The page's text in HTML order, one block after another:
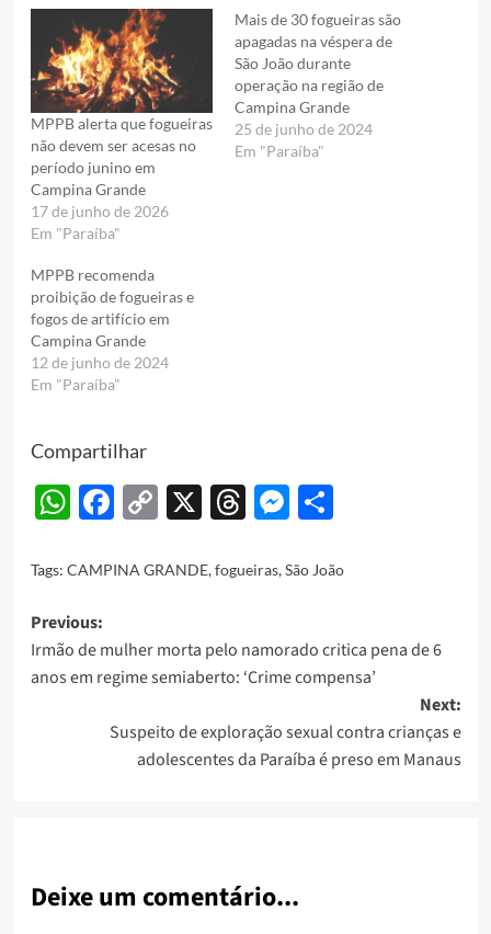
MPPB alerta que fogueiras
não devem ser acesas no
período junino em
Campina Grande
17 de junho de 2026
Em "Paraíba"
Mais de 30 fogueiras são
apagadas na véspera de
São João durante
operação na região de
Campina Grande
25 de junho de 2024
Em "Paraíba"
MPPB recomenda
proibição de fogueiras e
fogos de artifício em
Campina Grande
12 de junho de 2024
Em "Paraíba"
Compartilhar
WhatsApp
Facebook
Copy
X Threads
Messenger
Share
Tags: CAMPINA GRANDE,fogueiras,São João
Post
navigation
Previous:
Irmão de mulher morta pelo namorado critica pena de 6
anos em regime semiaberto: ‘Crime compensa’
Next:
Suspeito de exploração sexual contra crianças e
adolescentes da Paraíba é preso em Manaus
Deixe um comentário...